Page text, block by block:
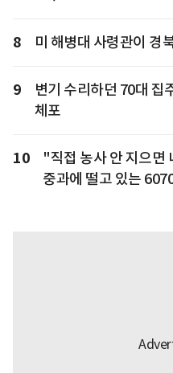
8 미 해병대 사령관이 경
9
변기 수리하던 70대 집
체포
10
"직접 농사 안 지으
중과에 떨고 있는